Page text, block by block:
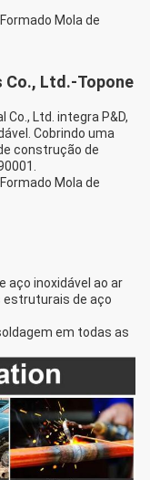
Co., Ltd.-Topone
Co., Ltd. integra P&D,
Cobrindo uma
construção de
aço inoxidável ao ar
estruturais de aço
em todas as